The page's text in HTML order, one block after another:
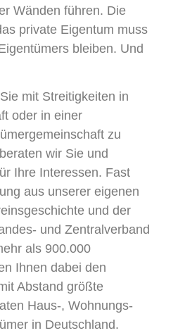
Wänden führen. Die
private Eigentum muss
bleiben. Und
mit Streitigkeiten in
oder in einer
zu
wir Sie und
Ihre Interessen. Fast
aus unserer eigenen
und der
und Zentralverband
als 900.000
Ihnen dabei den
Abstand größte
Haus-, Wohnungs-
in Deutschland.